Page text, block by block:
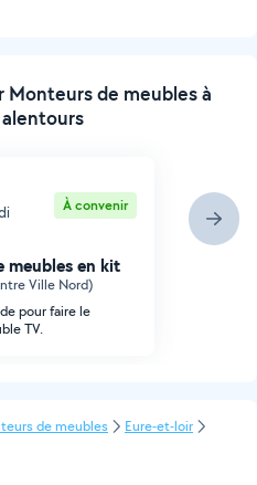
Monteurs de meubles à
À convenir
meubles en kit
Ville Nord)
pour faire le
TV.
de meubles
Eure-et-loir